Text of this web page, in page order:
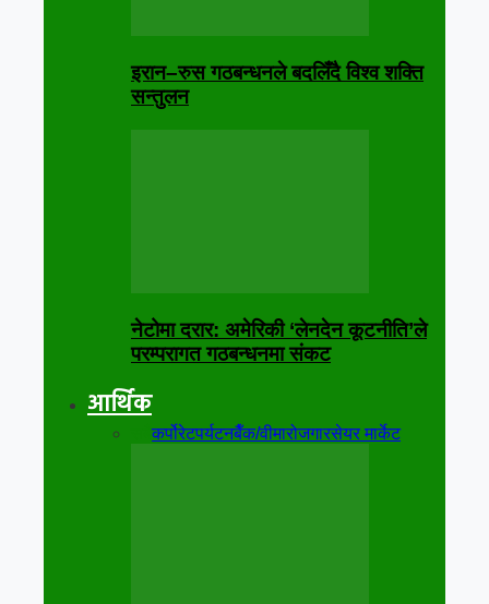
इरान–रुस गठबन्धनले बदलिँदै विश्व शक्ति
सन्तुलन
नेटोमा दरार: अमेरिकी ‘लेनदेन कूटनीति’ले
परम्परागत गठबन्धनमा संकट
आर्थिक
सबैकर्पोरेटपर्यटनबैँक/वीमारोजगारसेयर मार्केट